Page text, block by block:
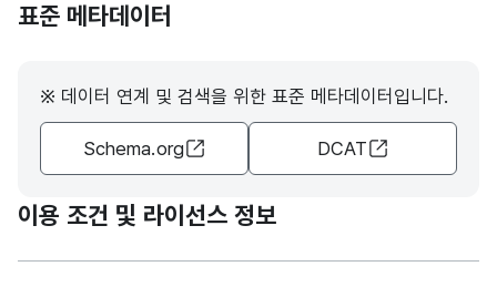
표준 메타데이터
※ 데이터 연계 및 검색을 위한 표준 메타데이터입니다.
Schema.org DCAT
이용 조건 및 라이선스 정보